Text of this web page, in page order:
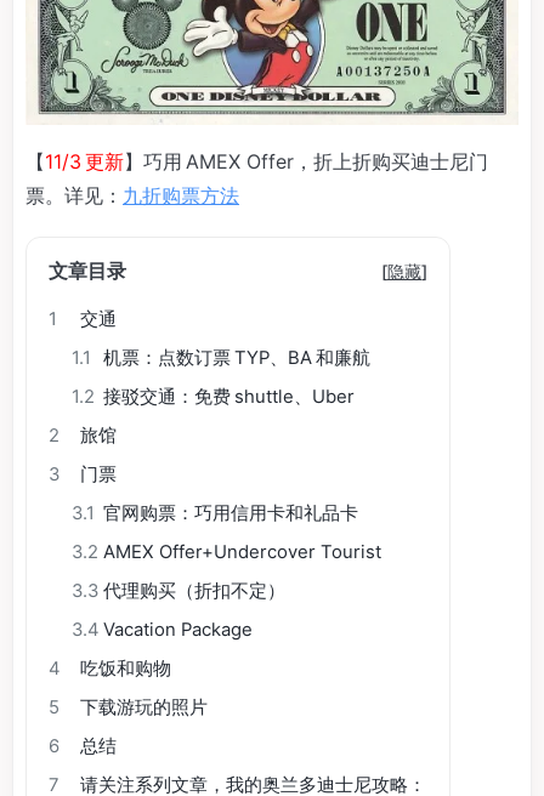
【11/3 更新】巧用 AMEX Offer，折上折购买迪士尼门
票。详见： 九折购票方法
文章目录 [隐藏]
1
交通
1.1
机票：点数订票 TYP、BA 和廉航
1.2 接驳交通：免费 shuttle、Uber
2
旅馆
3
门票
3.1 官网购票：巧用信用卡和礼品卡
3.2 AMEX Offer+Undercover Tourist
3.3 代理购买（折扣不定）
3.4 Vacation Package
4
吃饭和购物
5
下载游玩的照片
6
总结
7
请关注系列文章，我的奥兰多迪士尼攻略：